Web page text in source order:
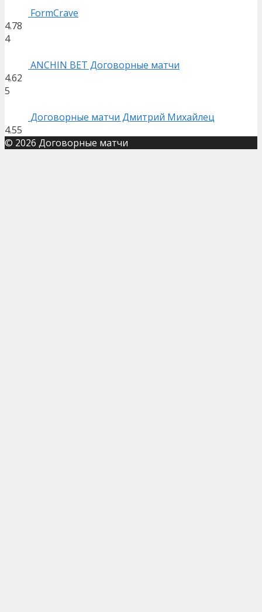
FormCrave
4.78
4
ANCHIN BET Договорные матчи
4.62
5
Договорные матчи Дмитрий Михайлец
4.55
© 2026 Договорные матчи